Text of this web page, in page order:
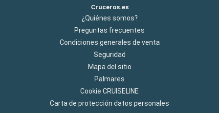
Cruceros.es
¿Quiénes somos?
Preguntas frecuentes
Condiciones generales de venta
Seguridad
Mapa del sitio
Palmares
Cookie CRUISELINE
Carta de protección datos personales